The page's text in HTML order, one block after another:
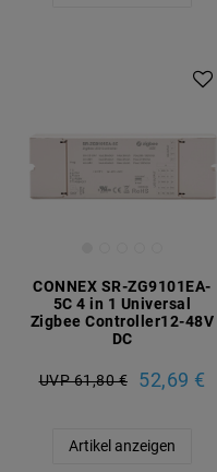
CONNEX SR-ZG9101EA-
5C 4 in 1 Universal
Zigbee Controller12-48V
DC
UVP 61,80 € 52,69 €
Artikel anzeigen